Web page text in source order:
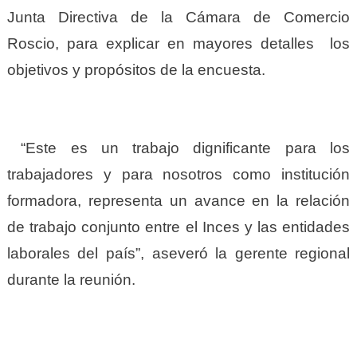
Junta Directiva de la Cámara de Comercio
Roscio, para explicar en mayores detalles los
objetivos y propósitos de la encuesta.
“Este es un trabajo dignificante para los
trabajadores y para nosotros como institución
formadora, representa un avance en la relación
de trabajo conjunto entre el Inces y las entidades
laborales del país”, aseveró la gerente regional
durante la reunión.